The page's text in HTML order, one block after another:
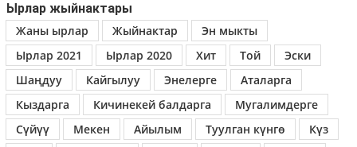
Ырлар жыйнактары
Жаны ырлар
Жыйнактар
Эн мыкты
Ырлар 2021
Ырлар 2020 Хит Той
Эски
Шаңдуу
Кайгылуу Энелерге
Аталарга
Кыздарга
Кичинекей балдарга
Мугалимдерге
Сүйүү
Мекен Айылым Туулган күнгө
Күз